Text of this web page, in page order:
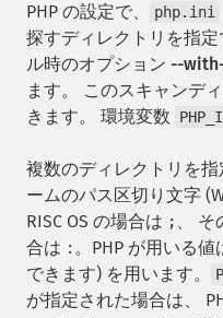
PHP の設定で、 php.ini
探すディレクトリを指
ル時のオプション --
ます。 このスキャンデ
きます。 環境変数
複数のディレクトリを
ームのパス区切り文字
RISC OS の場合は ; 、 そ
合は :。PHP が用いる値
できます) を用います。
が指定された場合は、